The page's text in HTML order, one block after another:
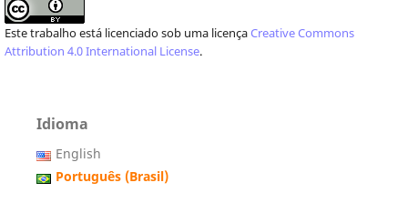
Este trabalho está licenciado sob uma licençaCreative Commons
Attribution 4.0 International License.
Idioma
English
Português (Brasil)